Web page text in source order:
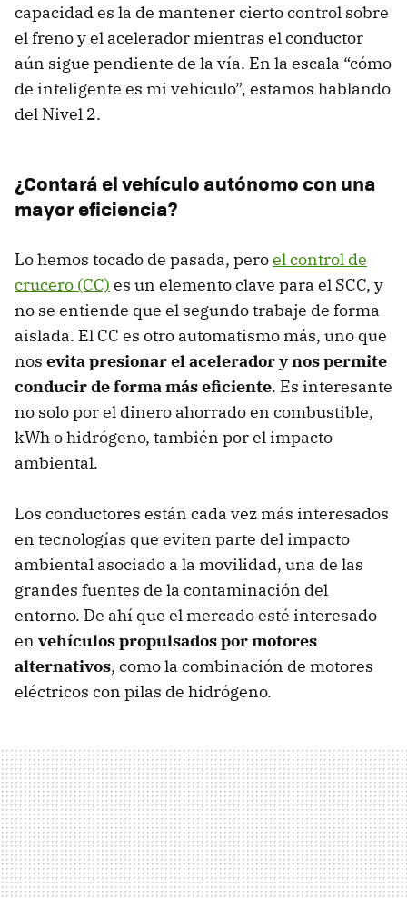
capacidad es la de mantener cierto control sobre
el freno y el acelerador mientras el conductor
aún sigue pendiente de la vía. En la escala “cómo
de inteligente es mi vehículo”, estamos hablando
del Nivel 2.
¿Contará el vehículo autónomo con una
mayor eficiencia?
Lo hemos tocado de pasada, peroel control de
crucero (CC) es un elemento clave para el SCC, y
no se entiende que el segundo trabaje de forma
aislada. El CC es otro automatismo más, uno que
nos evita presionar el acelerador y nos permite
conducir de forma más eficiente. Es interesante
no solo por el dinero ahorrado en combustible,
kWh o hidrógeno, también por el impacto
ambiental.
Los conductores están cada vez más interesados
en tecnologías que eviten parte del impacto
ambiental asociado a la movilidad, una de las
grandes fuentes de la contaminación del
entorno. De ahí que el mercado esté interesado
en vehículos propulsados por motores
alternativos, como la combinación de motores
eléctricos con pilas de hidrógeno.